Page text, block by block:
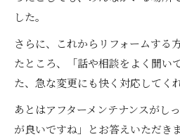
した。
さらに、これからリフォームする
たところ、「話や相談をよく聞い
た、急な変更にも快く対応してく
あとはアフターメンテナンスがし
が良いですね」とお答えいただき